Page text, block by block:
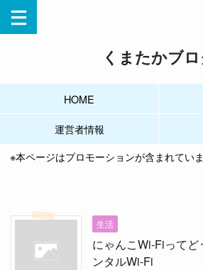
くまたかブ
HOME
運営者情報
※本ページはプロモーションが含まれてい
生活
にゃんこWi-Fiって
ンタルWi-Fi